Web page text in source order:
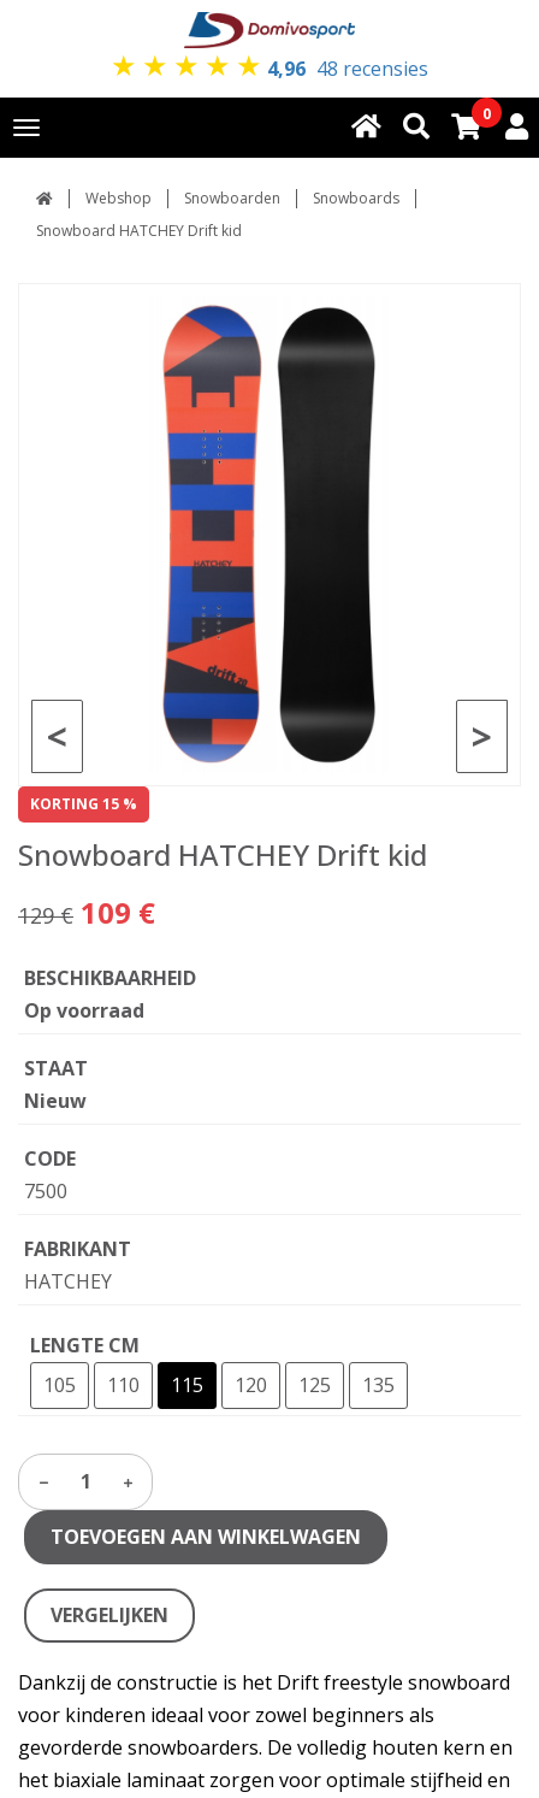
★ ★ ★ ★ ★ 4,96 48 recensies
Toggle
navigation
0
Webshop Snowboarden
Snowboards
Snowboard HATCHEY Drift kid
>
<
KORTING 15 %
Snowboard HATCHEY Drift kid
129 € 109 €
BESCHIKBAARHEID
Op voorraad
STAAT
Nieuw
CODE
7500
FABRIKANT
HATCHEY
LENGTE CM
105
110 115 120 125 135
1
TOEVOEGEN AAN WINKELWAGEN
VERGELIJKEN
Dankzij de constructie is het Drift freestyle snowboard
voor kinderen ideaal voor zowel beginners als
gevorderde snowboarders. De volledig houten kern en
het biaxiale laminaat zorgen voor optimale stijfheid en